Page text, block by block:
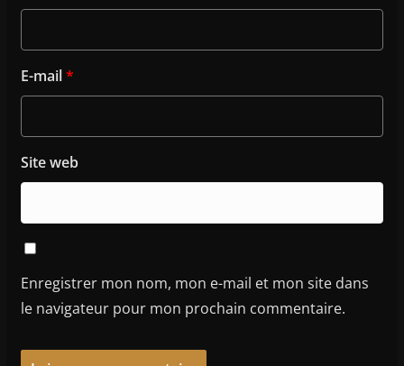
E-mail*
Site web
Enregistrer mon nom, mon e-mail et mon site dans
le navigateur pour mon prochain commentaire.